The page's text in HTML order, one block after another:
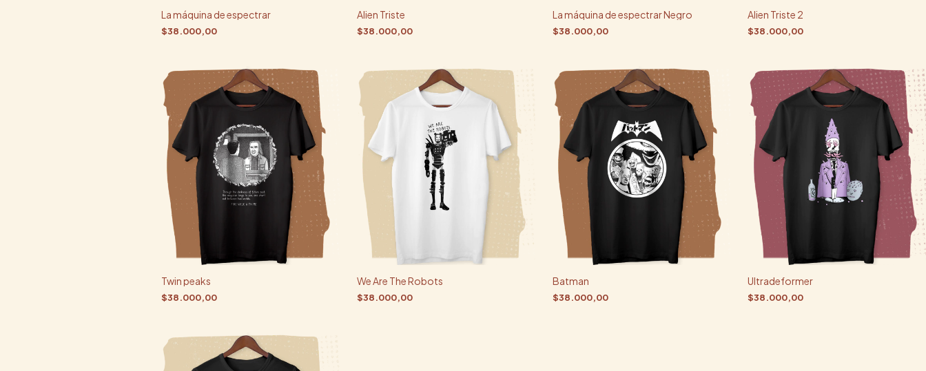
La máquina de espectrar
$38.000,00
Alien Triste
$38.000,00
La máquina de espectrar Negro
$38.000,00
Alien Triste 2
$38.000,00
Twin peaks
$38.000,00
We Are The Robots
$38.000,00
Batman
$38.000,00
Ultradeformer
$38.000,00